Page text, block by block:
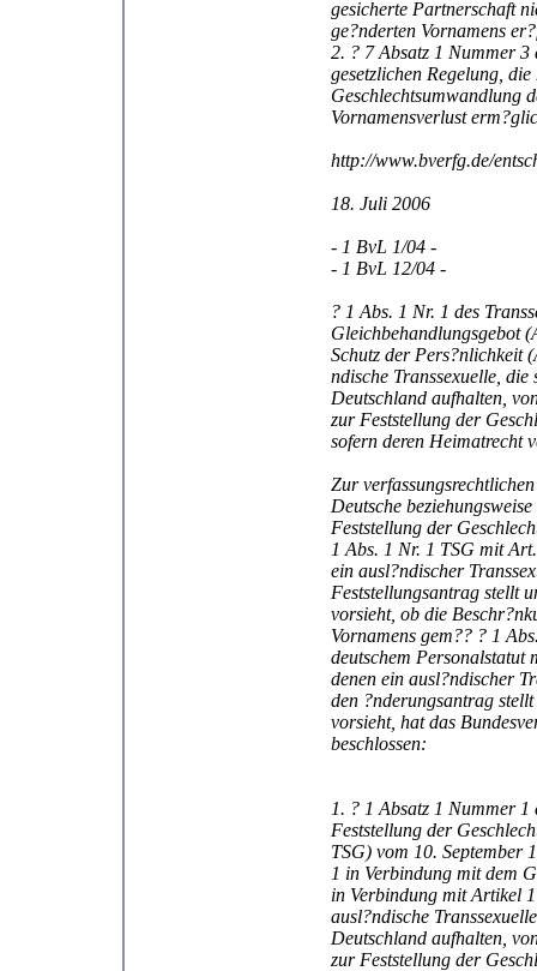
gesicherte Partnerschaft
ge?nderten Vornamens
2. ? 7 Absatz 1 Nummer 3
gesetzlichen Regelung,
Geschlechtsumwandlung
Vornamensverlust
http://www.bverfg.de/
18. Juli 2006
- 1 BvL 1/04 -
- 1 BvL 12/04 -
? 1 Abs. 1 Nr. 1 des
Gleichbehandlungsgebot
Schutz der Pers?nlichkeit
ndische Transsexuelle,
Deutschland aufhalten,
zur Feststellung der
sofern deren Heimatrecht
Zur
Deutsche
Feststellung der
1 Abs. 1 Nr. 1 TSG mit
ein ausl?ndischer
Feststellungsantrag stellt
vorsieht, ob die
Vornamens gem?? ? 1
deutschem
denen ein ausl?ndischer
den ?nderungsantrag
vorsieht, hat das
beschlossen:
1. ? 1 Absatz 1 Nummer 1
Feststellung der
TSG) vom 10. September
1 in Verbindung mit dem
in Verbindung mit Artikel
ausl?ndische
Deutschland aufhalten,
zur Feststellung der